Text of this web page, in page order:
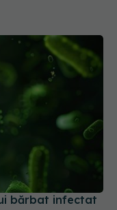
bărbat infectat